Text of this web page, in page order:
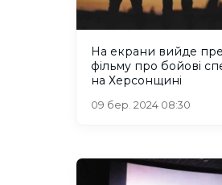
На екрани вийде
фільму про бойові
на Херсонщині
09 бер. 2024 08:30